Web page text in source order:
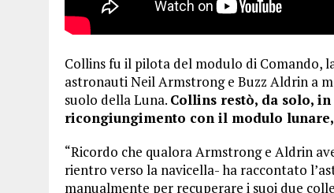
Collins fu il pilota del modulo di Comando,
astronauti Neil Armstrong e Buzz Aldrin a
suolo della Luna. Collins restò, da solo,
ricongiungimento con il modulo
“Ricordo che qualora Armstrong e Aldrin
rientro verso la navicella- ha raccontato
manualmente per recuperare i suoi due